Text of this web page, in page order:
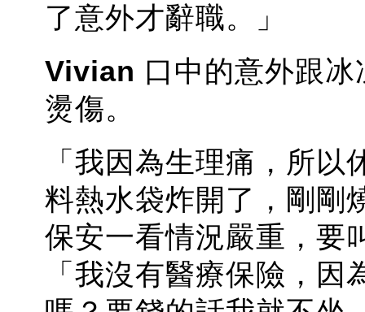
了意外才辭職。」
Vivian 口中的意外跟
燙傷。
「我因為生理痛，所
料熱水袋炸開了，剛剛
保安一看情況嚴重，要
「我沒有醫療保險，